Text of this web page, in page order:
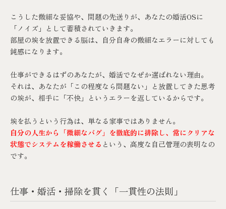
こうした微細な妥協や、問題の先送りが、あなたの婚活OSに
「ノイズ」として蓄積されていきます。
部屋の埃を放置できる脳は、自分自身の微細なエラーに対しても
鈍感になります。
仕事ができるはずのあなたが、婚活でなぜか選ばれない理由。
それは、あなたが「この程度なら問題ない」と放置してきた思考
の埃が、相手に「不快」というエラーを返しているからです。
埃を払うという行為は、単なる家事ではありません。
自分の人生から「微細なバグ」を徹底的に排除し、常にクリアな
状態でシステムを稼働させる という、高度な自己管理の表明なの
です。
仕事・婚活・掃除を貫く「一貫性の法則」